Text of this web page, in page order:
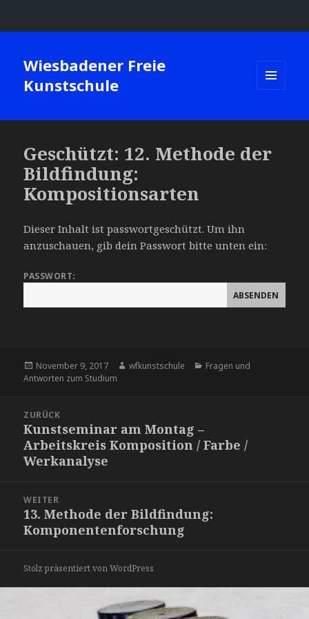
Wiesbadener Freie
Kunstschule
WIDGETS
Geschützt: 12. Methode der
Bildfindung:
Kompositionsarten
Dieser Inhalt ist passwortgeschützt. Um ihn
anzuschauen, gib dein Passwort bitte unten ein:
PASSWORT:
Veröffentlicht
am
November 9, 2017 Autor
wfkunstschule Kategorien
Fragen und
Antworten zum Studium
Navigation
ZURÜCK
Vorheriger
Beitrag:
Kunstseminar am Montag –
Arbeitskreis Komposition / Farbe /
Werkanalyse
WEITER
Nächster
Beitrag:
13. Methode der Bildfindung:
Komponentenforschung
Stolz präsentiert von WordPress